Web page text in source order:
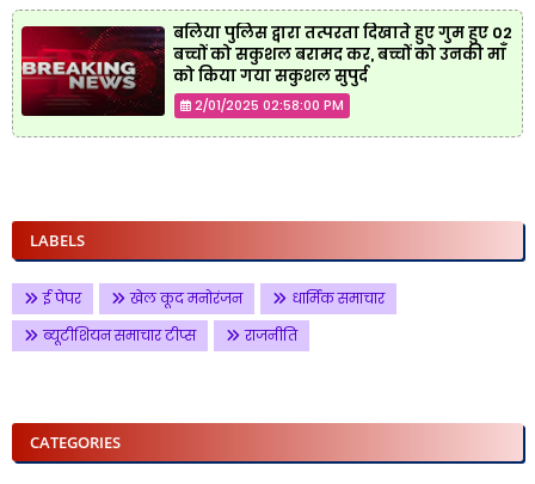
बलिया पुलिस द्वारा तत्परता दिखाते हुए गुम हुए 02
बच्चों को सकुशल बरामद कर, बच्चों को उनकी माँ
को किया गया सकुशल सुपुर्द
2/01/2025 02:58:00 PM
LABELS
ई पेपर खेल कूद मनोरंजन
धार्मिक समाचार
ब्यूटीशियन समाचार टीप्स
राजनीति
CATEGORIES